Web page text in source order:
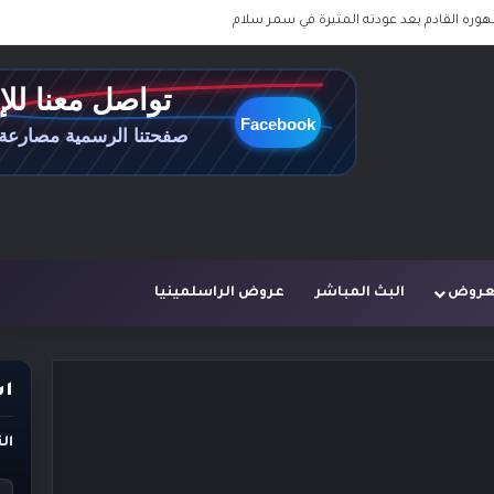
القادم بعد عودته المثيرة في سمر سلام
البث المباشر عروض الراسلمينيا